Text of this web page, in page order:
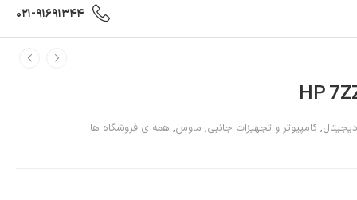
021-91691344
,کامپیوتر و تجهیزات جانبی, ماوس, همه ی فروشگاه ها